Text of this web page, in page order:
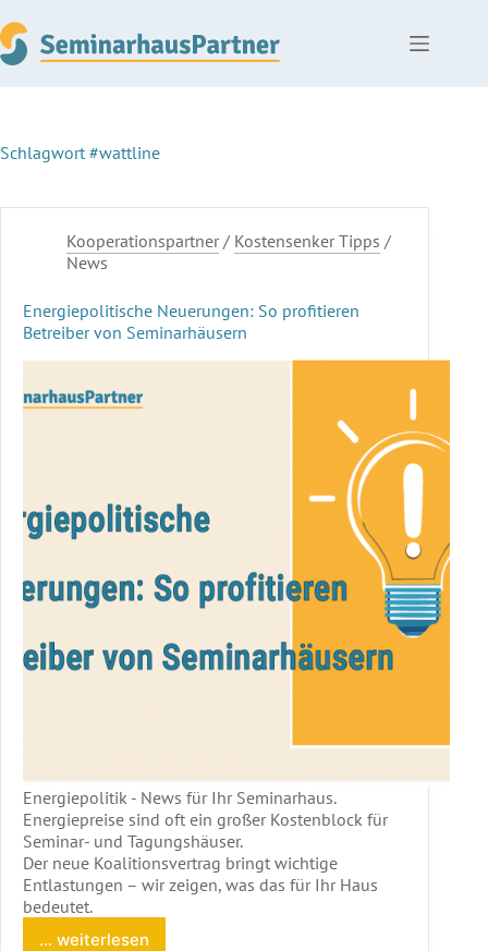
Inhalt
springen
Schlagwort#wattline
Kooperationspartner / Kostensenker Tipps /
News
Energiepolitische Neuerungen: So profitieren
Betreiber von Seminarhäusern
Energiepolitik - News für Ihr Seminarhaus.
Energiepreise sind oft ein großer Kostenblock für
Seminar- und Tagungshäuser.
Der neue Koalitionsvertrag bringt wichtige
Entlastungen – wir zeigen, was das für Ihr Haus
bedeutet.
... weiterlesen